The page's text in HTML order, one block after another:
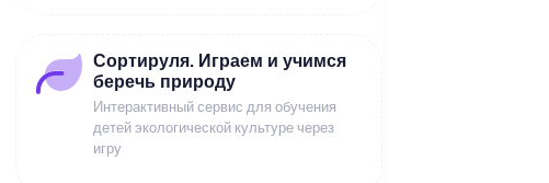
Сортируля. Играем и учимся
беречь природу
Интерактивный сервис для обучения
детей экологической культуре через
игру